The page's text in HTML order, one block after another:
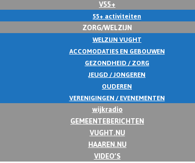
V55+
55+ activiteiten
ZORG/WELZIJN
WELZIJN VUGHT
ACCOMODATIES EN GEBOUWEN
GEZONDHEID / ZORG
JEUGD / JONGEREN
OUDEREN
VERENIGINGEN / EVENEMENTEN
wijkradio
GEMEENTEBERICHTEN
VUGHT.NU
HAAREN.NU
VIDEO’S